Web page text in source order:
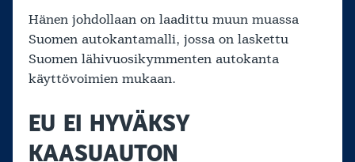
Hänen johdollaan on laadittu muun muassa
Suomen autokantamalli, jossa on laskettu
Suomen lähivuosikymmenten autokanta
käyttövoimien mukaan.
EU EI HYVÄKSY
KAASUAUTON